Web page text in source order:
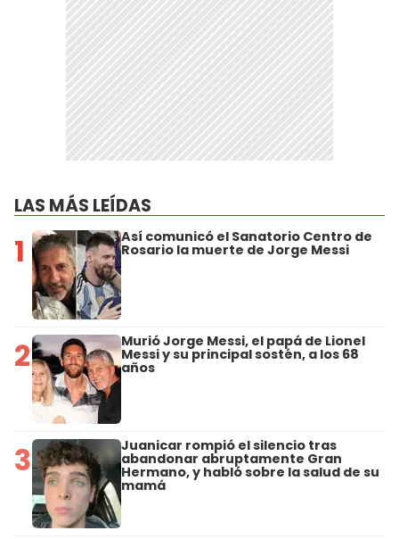
LAS MÁS LEÍDAS
1 Así comunicó el Sanatorio Centro de
Rosario la muerte de Jorge Messi
2 Murió Jorge Messi, el papá de Lionel
Messi y su principal sostén, a los 68
años
3 Juanicar rompió el silencio tras
abandonar abruptamente Gran
Hermano, y habló sobre la salud de su
mamá